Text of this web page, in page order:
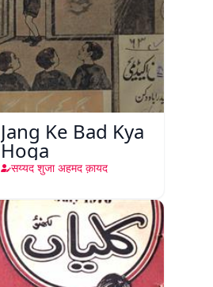
Jang Ke Bad Kya
Hoga
सय्यद शुजा अहमद क़ायद